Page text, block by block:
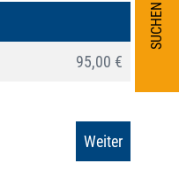
SUCHEN
95,00 €